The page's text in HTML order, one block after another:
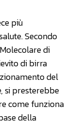
più
Secondo
di
di birra
del
si presterebbe
come funziona
della